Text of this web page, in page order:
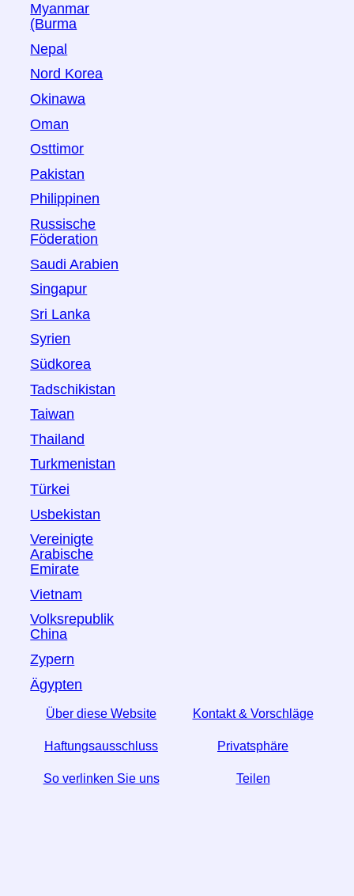
Myanmar
(Burma
Nepal
Nord Korea
Okinawa
Oman
Osttimor
Pakistan
Philippinen
Russische
Föderation
Saudi Arabien
Singapur
Sri Lanka
Syrien
Südkorea
Tadschikistan
Taiwan
Thailand
Turkmenistan
Türkei
Usbekistan
Vereinigte
Arabische
Emirate
Vietnam
Volksrepublik
China
Zypern
Ägypten
Über diese Website Kontakt & Vorschläge
Haftungsausschluss Privatsphäre
So verlinken Sie uns Teilen